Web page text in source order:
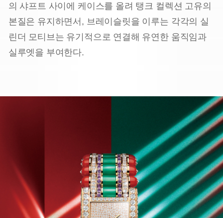
의 샤프트 사이에 케이스를 올려 탱크 컬렉션 고유의
본질은 유지하면서, 브레이슬릿을 이루는 각각의 실
린더 모티브는 유기적으로 연결해 유연한 움직임과
실루엣을 부여한다.